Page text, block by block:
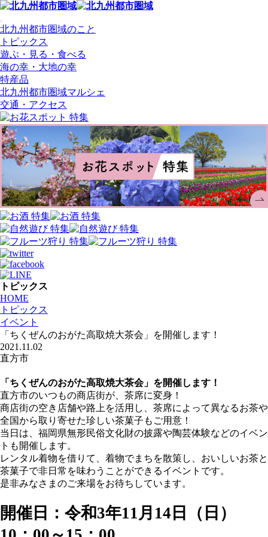
北九州都市圏域のこと
トピックス
遊ぶ・見る・食べる
海の幸・大地の幸
特産品
北九州都市圏域マルシェ
交通・アクセス
トピックス
HOME
トピックス
イベント
「ちくぜんのおがた高取焼大茶会」を開催します！
2021.11.02
直方市
「ちくぜんのおがた高取焼大茶会」を開催します！
直方市のいつもの商店街が、茶席に変身！
商店街の空き店舗や路上を活用し、茶席によって異なるお茶や
全国から取り寄せた珍しい茶菓子もご用意！
当日は、福岡県無形民俗文化財の披露や陶芸体験などのイベン
トも開催します。
レンタル着物を借りて、着物でまちを散策し、おいしいお茶と
茶菓子で非日常を味わうことができるイベントです。
是非みなさまのご来場をお待ちしています。
開催日：令和3年11月14日（日）